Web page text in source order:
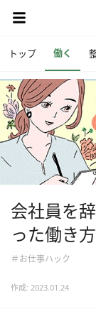
トップ 働く
会社員を
った働き
＃お仕事ハック
作成: 2023.01.24